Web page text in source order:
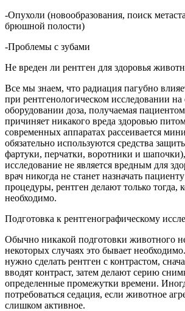
-Опухоли (новообразования, поиск
брюшной полости)
-Проблемы с зубами
Не вреден ли рентген для здоровья
Все мы знаем, что радиация пагубно
при рентгенологическом исследовании
оборудовании доза, получаемая
причиняет никакого вреда здоровью
современных аппаратах рассеивается
обязательно используются средства
фартуки, перчатки, воротники и
исследование не является вредным для
врач никогда не станет назначать
процедуры, рентген делают только тогда,
необходимо.
Подготовка к рентгенографическому
Обычно никакой подготовки животного
некоторых случаях это бывает
нужно сделать рентген с контрастом,
вводят контраст, затем делают серию
определенные промежутки времени.
потребоваться седация, если животное
слишком активное.